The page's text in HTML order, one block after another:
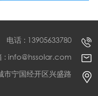
电话 : 13905633780
: info@hssolar.com
市宁国经开区兴盛路